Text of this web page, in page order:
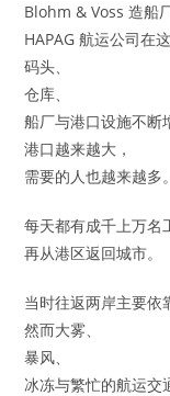
Blohm & Voss 造船
HAPAG 航运公司在
码头、
仓库、
船厂与港口设施不断
港口越来越大，
需要的人也越来越多。
每天都有成千上万名
再从港区返回城市。
当时往返两岸主要依
然而大雾、
暴风、
冰冻与繁忙的航运交